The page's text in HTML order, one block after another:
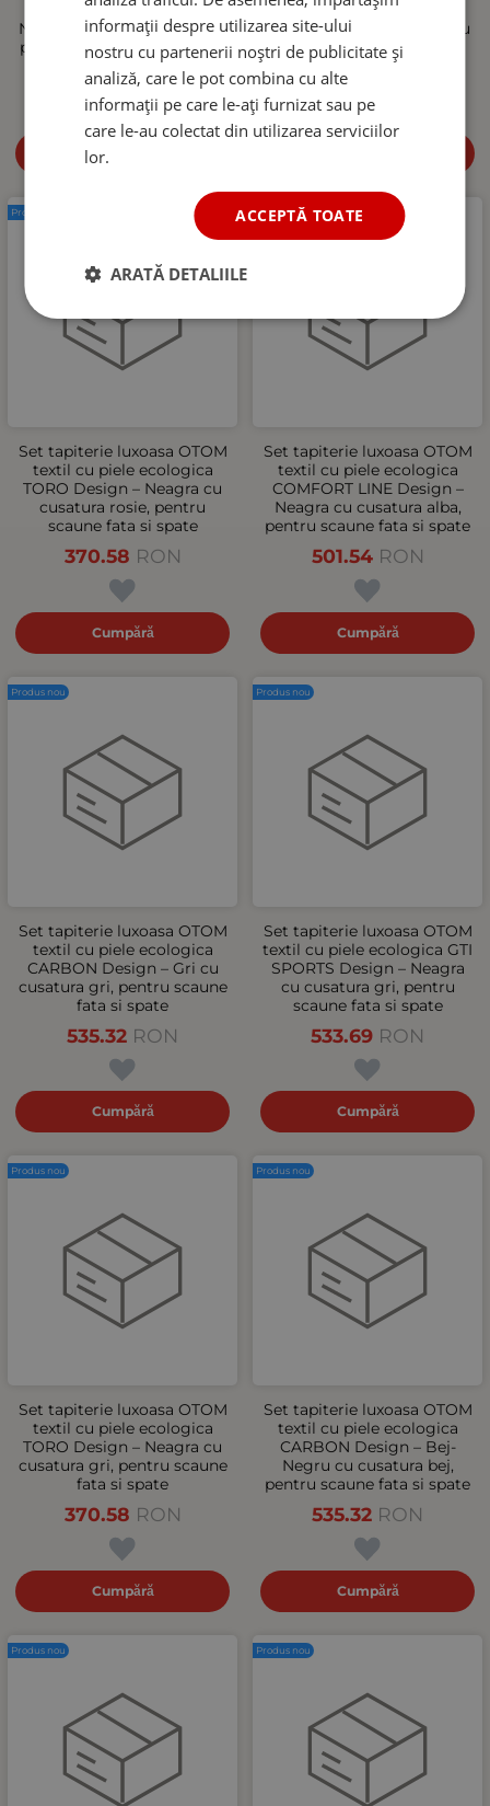
COMFORT LINE Design –
Neagra cu cusatura neagra,
pentru scaune fata si spate
501.54 RON
Cumpără
COMFORT LINE Design –
Bej cu cusatura bej, pentru
scaune fata si spate
535.32
Set tapiterie luxoasa OTOM
textil cu piele ecologica
TORO Design – Neagra cu
cusatura rosie, pentru
scaune fata si spate
370.58 RON
Cumpără
Produs nou
Set tapiterie luxoasa OTOM
textil cu piele ecologica
COMFORT LINE Design –
Neagra cu cusatura alba,
pentru scaune fata si spate
501.54 RON
Cumpără
Produs nou
Set tapiterie luxoasa OTOM
textil cu piele ecologica
CARBON Design – Gri cu
cusatura gri, pentru scaune
fata si spate
535.32 RON
Cumpără
Produs nou
Set tapiterie luxoasa OTOM
textil cu piele ecologica GTI
SPORTS Design – Neagra
cu cusatura gri, pentru
scaune fata si spate
533.69 RON
Cumpără
Produs nou
Set tapiterie luxoasa OTOM
textil cu piele ecologica
TORO Design – Neagra cu
cusatura gri, pentru scaune
fata si spate
370.58 RON
Cumpără
Produs nou
Set tapiterie luxoasa OTOM
textil cu piele ecologica
CARBON Design – Bej-
Negru cu cusatura bej,
pentru scaune fata si spate
535.32 RON
Cumpără
Produs nou
Produs nou Produs nou
informații despre utilizarea site-ului
nostru cu partenerii noștri de publicitate și
analiză, care le pot combina cu alte
informații pe care le-ați furnizat sau pe
care le-au colectat din utilizarea serviciilor
lor.
ACCEPTĂ TOATE
ARATĂ DETALIILE